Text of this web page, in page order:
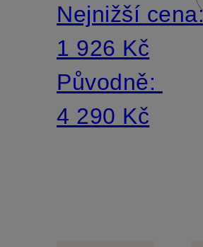
Nejnižší cena:
1 926 Kč
Původně:
4 290 Kč